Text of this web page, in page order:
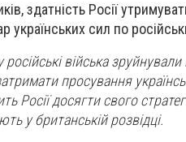
здатність Росії
українських сил по
російські війська
просування
Росії досягти свого
у британській розвідці.